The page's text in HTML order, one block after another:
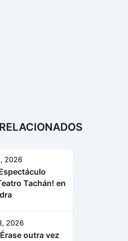
2026
Tachán! en
2026
outra vez